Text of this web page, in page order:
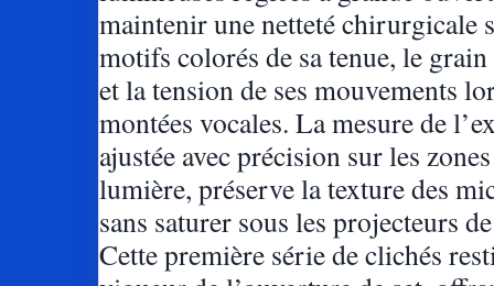
maintenir une netteté chirurgicale
motifs colorés de sa tenue, le grain
et la tension de ses mouvements
montées vocales. La mesure de
ajustée avec précision sur les
lumière, préserve la texture des
sans saturer sous les projecteurs
Cette première série de clichés